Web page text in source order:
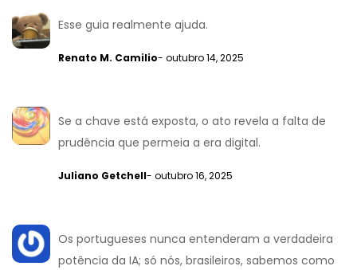
Esse guia realmente ajuda.
Renato M. Camilio- outubro 14, 2025
Se a chave está exposta, o ato revela a falta de
prudência que permeia a era digital.
Juliano Getchell- outubro 16, 2025
Os portugueses nunca entenderam a verdadeira
potência da IA; só nós, brasileiros, sabemos como